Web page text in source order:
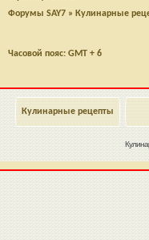
Форумы SAY7 » Кулинарные
Часовой пояс: GMT + 6
Кулинарные рецепты